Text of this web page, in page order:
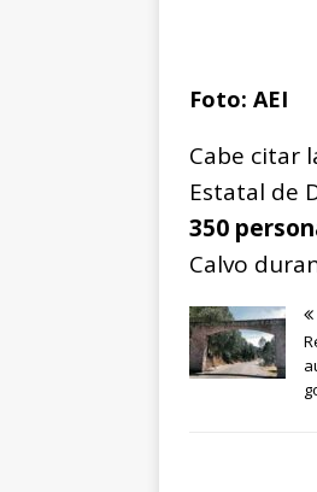
Foto: AEI
Cabe citar
Estatal de
350
Calvo